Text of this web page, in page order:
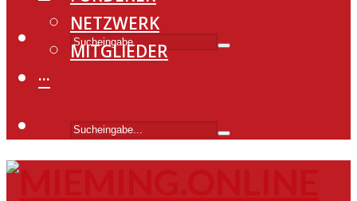
NETZWERK
MITGLIEDER
···